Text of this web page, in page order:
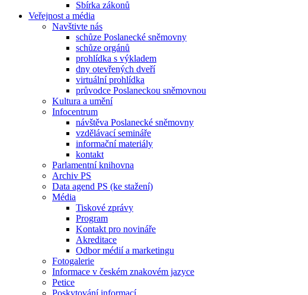
Sbírka zákonů
Veřejnost a média
Navštivte nás
schůze Poslanecké sněmovny
schůze orgánů
prohlídka s výkladem
dny otevřených dveří
virtuální prohlídka
průvodce Poslaneckou sněmovnou
Kultura a umění
Infocentrum
návštěva Poslanecké sněmovny
vzdělávací semináře
informační materiály
kontakt
Parlamentní knihovna
Archiv PS
Data agend PS (ke stažení)
Média
Tiskové zprávy
Program
Kontakt pro novináře
Akreditace
Odbor médií a marketingu
Fotogalerie
Informace v českém znakovém jazyce
Petice
Poskytování informací